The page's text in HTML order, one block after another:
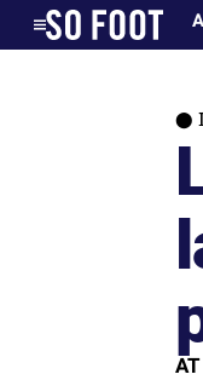
AT